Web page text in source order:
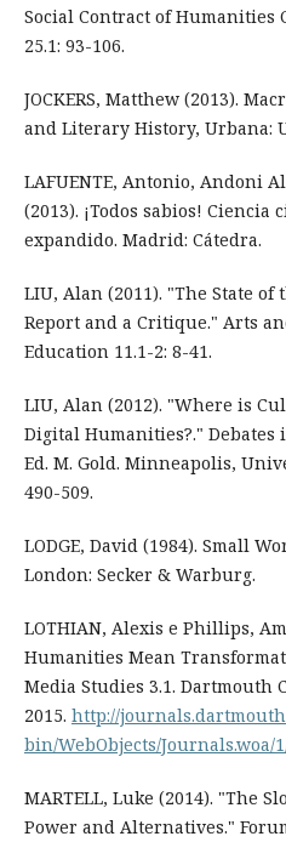
Social Contract of Humanities
25.1: 93-106.
JOCKERS, Matthew (2013).
and Literary History, Urbana:
LAFUENTE, Antonio, Andoni
(2013). ¡Todos sabios!
expandido. Madrid: Cátedra.
LIU, Alan (2011). "The State
Report and a Critique." Arts
Education 11.1-2: 8-41.
LIU, Alan (2012). "Where is
Digital Humanities?."
Ed. M. Gold. Minneapolis,
490-509.
LODGE, David (1984). Small
London: Secker & Warburg.
LOTHIAN, Alexis e Phillips,
Humanities Mean
Media Studies 3.1. Dartmouth
2015. http://
bin/WebObjects/Journals.woa/
MARTELL, Luke (2014). "The
Power and Alternatives."